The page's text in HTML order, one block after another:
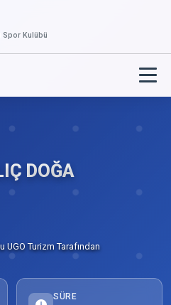
Spor Kulübü
DOĞA
UGO Turizm Tarafından
SÜRE